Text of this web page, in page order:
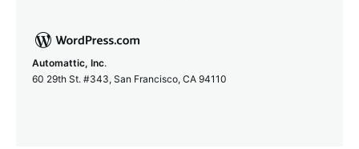
Automattic, Inc.
60 29th St. #343, San Francisco, CA 94110